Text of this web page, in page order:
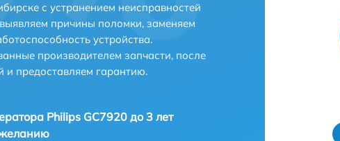
с устранением неисправностей
причины поломки, заменяем
устройства.
производителем запчасти, после
и предоставляем гарантию.
Philips GC7920 до 3 лет